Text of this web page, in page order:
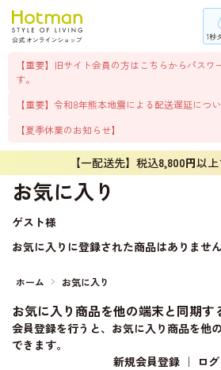
1秒
【重要】旧サイト会員の方はこちらからパス
す。
【重要】令和8年熊本地震による配送遅延につ
【夏季休業のお知らせ】
【一配送先】税込8,800円以
お気に入り
ゲスト様
お気に入りに登録された商品はありません
ホーム お気に入り
お気に入り商品を他の端末と同期す
会員登録を行うと、お気に入り商品を他
できます。
新規会員登録 ｜ ロ